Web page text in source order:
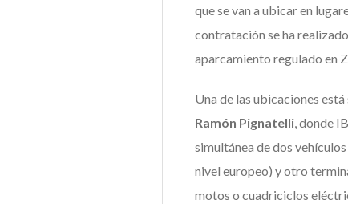
que se van a ubicar en
contratación se ha
aparcamiento regulado en
Una de las ubicaciones
Ramón Pignatelli, donde
simultánea de dos
nivel europeo) y otro
motos o cuadriciclos